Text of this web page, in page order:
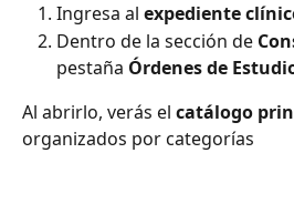
Ingresa al expediente
Dentro de la sección de
pestaña Órdenes de
Al abrirlo, verás el catálogo
organizados por categorías